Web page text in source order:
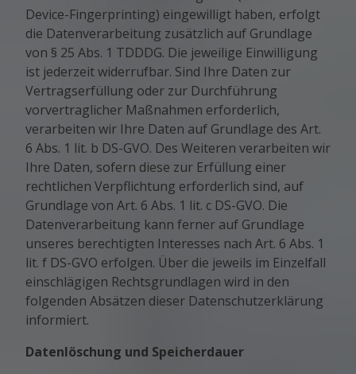
Device-Fingerprinting) eingewilligt haben, erfolgt
die Datenverarbeitung zusätzlich auf Grundlage
von § 25 Abs. 1 TDDDG. Die jeweilige Einwilligung
ist jederzeit widerrufbar. Sind Ihre Daten zur
Vertragserfüllung oder zur Durchführung
vorvertraglicher Maßnahmen erforderlich,
verarbeiten wir Ihre Daten auf Grundlage des Art.
6 Abs. 1 lit. b DS-GVO. Des Weiteren verarbeiten wir
Ihre Daten, sofern diese zur Erfüllung einer
rechtlichen Verpflichtung erforderlich sind, auf
Grundlage von Art. 6 Abs. 1 lit. c DS-GVO. Die
Datenverarbeitung kann ferner auf Grundlage
unseres berechtigten Interesses nach Art. 6 Abs. 1
lit. f DS-GVO erfolgen. Über die jeweils im Einzelfall
einschlägigen Rechtsgrundlagen wird in den
folgenden Absätzen dieser Datenschutzerklärung
informiert.
Datenlöschung und Speicherdauer